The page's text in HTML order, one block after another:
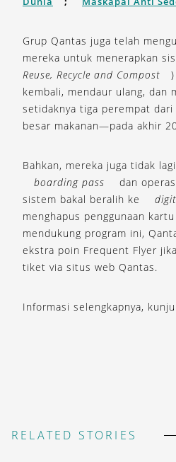
Grup Qantas juga telah
mereka untuk menerapkan
Reuse, Recycle and Compost
kembali, mendaur ulang, dan
setidaknya tiga perempat
besar makanan—pada akhir
Bahkan, mereka juga tidak
boarding pass
dan
sistem bakal beralih ke
menghapus penggunaan
mendukung program ini,
ekstra poin Frequent Flyer
tiket via situs web Qantas.
Informasi selengkapnya,
RELATED STORIES